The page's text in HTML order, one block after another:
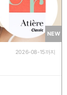
NEW
2026-08-15까지